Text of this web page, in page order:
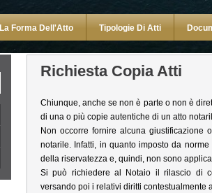
La Forma Dell'Atto Tipologie Di Atti
Richiesta Copia Atti
Chiunque, anche se non è parte o non è
di una o più copie autentiche di un atto
Non occorre fornire alcuna
notarile. Infatti, in quanto imposto da
della riservatezza e, quindi, non sono
Si può richiedere al Notaio il rilascio di
versando poi i relativi diritti contestualmente